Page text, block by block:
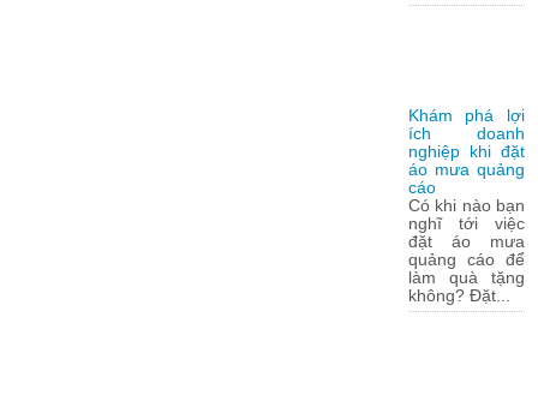
Khám phá lợi
ích doanh
nghiệp khi đặt
áo mưa quảng
cáo
Có khi nào bạn
nghĩ tới việc
đặt áo mưa
quảng cáo để
làm quà tặng
không? Đặt...